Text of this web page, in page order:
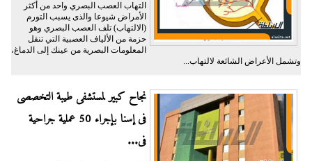
التهاب العصب البصري واحد من أكثر
الأمراض شيوعا والذى يسبب التورم
(الالتهاب) تلف العصب البصري وهو
حزمة من الألياف العصبية التي تنقل
المعلومات البصرية من عينك إلى الدماغ،
وتشمل الأعراض الشائعة لالتهاب...
نجاح كبير لمستشفى طيبة التخصصى
فى إسنا بإجراء 50 عملية جراحية
فى...